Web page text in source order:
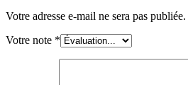
Votre adresse e-mail ne sera pas publiée.
Votre note *